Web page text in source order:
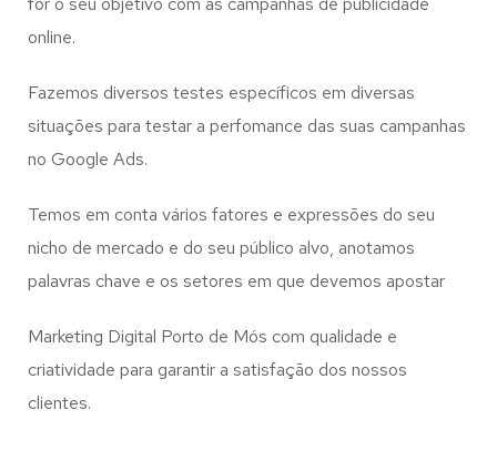
online.
Fazemos diversos testes específicos em diversas
situações para testar a perfomance das suas campanhas
no Google Ads.
Temos em conta vários fatores e expressões do seu
nicho de mercado e do seu público alvo, anotamos
palavras chave e os setores em que devemos apostar
Marketing Digital Porto de Mós com qualidade e
criatividade para garantir a satisfação dos nossos
clientes.